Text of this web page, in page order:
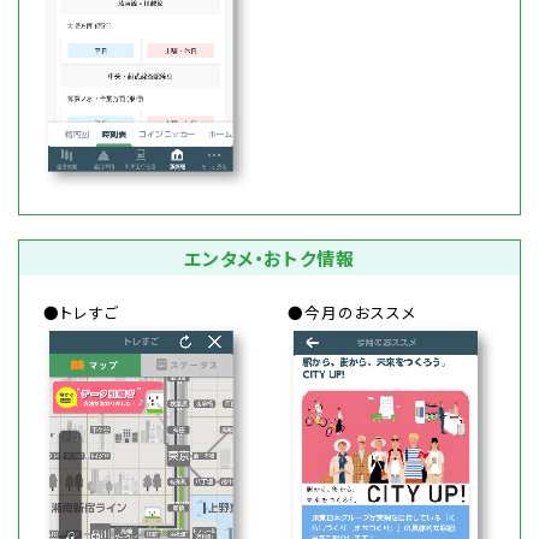
エンタメ・おトク情報
●トレすご ●今月のおススメ